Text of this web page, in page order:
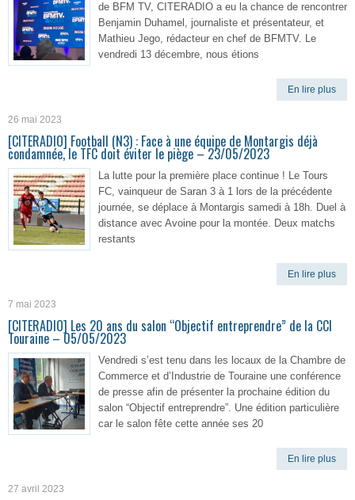
de BFM TV, CITERADIO a eu la chance de rencontrer
Benjamin Duhamel, journaliste et présentateur, et
Mathieu Jego, rédacteur en chef de BFMTV. Le
vendredi 13 décembre, nous étions
En lire plus
26 mai 2023
[CITERADIO] Football (N3) : Face à une équipe de Montargis déjà
condamnée, le TFC doit éviter le piège – 23/05/2023
La lutte pour la première place continue ! Le Tours
FC, vainqueur de Saran 3 à 1 lors de la précédente
journée, se déplace à Montargis samedi à 18h. Duel à
distance avec Avoine pour la montée. Deux matchs
restants
En lire plus
7 mai 2023
[CITERADIO] Les 20 ans du salon “Objectif entreprendre” de la CCI
Touraine – 05/05/2023
Vendredi s’est tenu dans les locaux de la Chambre de
Commerce et d’Industrie de Touraine une conférence
de presse afin de présenter la prochaine édition du
salon “Objectif entreprendre”. Une édition particulière
car le salon fête cette année ses 20
En lire plus
27 avril 2023